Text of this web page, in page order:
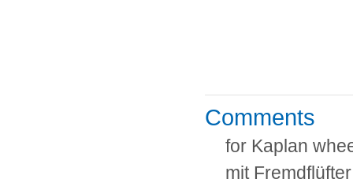
Comments
for Kaplan
mit Fremdflüfter